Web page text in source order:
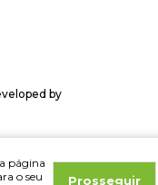
página
o seu
Prosseguir
by